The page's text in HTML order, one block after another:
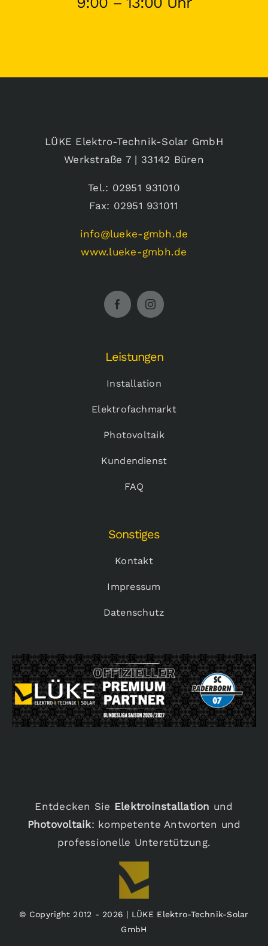
LÜKE Elektro-Technik-Solar GmbH
Werkstraße 7 | 33142 Büren
Tel.: 02951 931010
Fax: 02951 931011
info@lueke-gmbh.de
www.lueke-gmbh.de
Leistungen
Installation
Elektrofachmarkt
Photovoltaik
Kundendienst
FAQ
Sonstiges
Kontakt
Impressum
Datenschutz
Entdecken Sie Elektroinstallation und
Photovoltaik: kompetente Antworten und
professionelle Unterstützung.
© Copyright 2012 - 2026 | LÜKE Elektro-Technik-Solar
GmbH